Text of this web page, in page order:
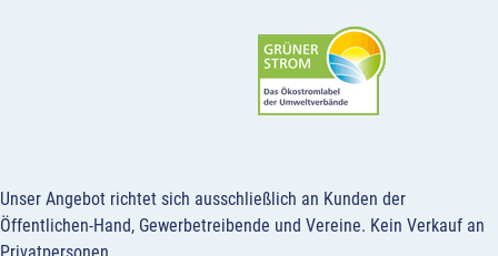
Unser Angebot richtet sich ausschließlich an Kunden der
Öffentlichen-Hand, Gewerbetreibende und Vereine. Kein Verkauf an